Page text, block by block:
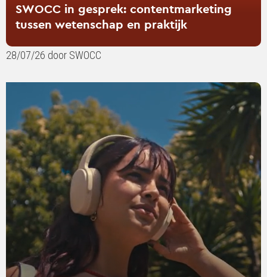
SWOCC in gesprek: contentmarketing
tussen wetenschap en praktijk
28/07/26 door SWOCC
Your
favourite
playlist
might
be
doing
more
than
think!